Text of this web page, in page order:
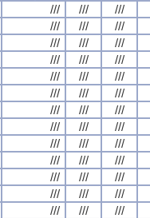
/// /// ///
/// /// ///
/// /// ///
/// /// ///
/// /// ///
/// /// ///
/// /// ///
/// /// ///
/// /// ///
/// /// ///
/// /// ///
/// /// ///
/// /// ///